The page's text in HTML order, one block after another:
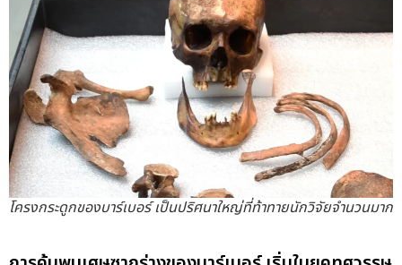
โครงกระดูกของบาร์เบอร์ เป็นปริศนาใหญ่ที่ท้าทายนักวิจัยจำนวนมาก